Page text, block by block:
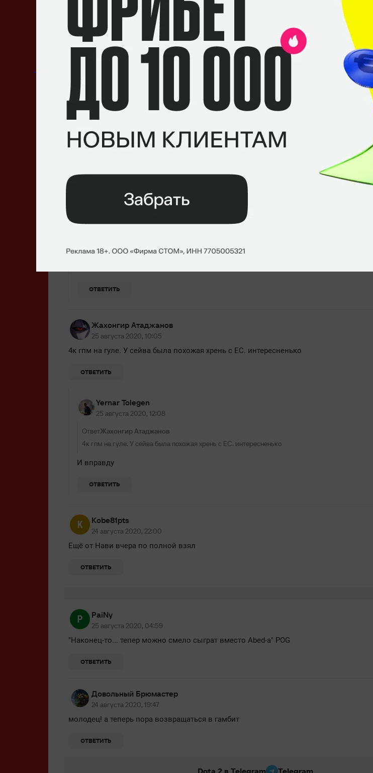
Лучшие Актуальные
Закрепленный комментарий
Лучшая мини-игра для Дотеров
ПРОВЕРИТЬ
Purple Haze
24 августа 2020, 20:17
ОТВЕТИТЬ
Hate Hate
Чел у тебя каждая игра фришная, я в ахуе
ОТВЕТИТЬ
Жахонгир Атаджанов
25 августа 2020, 10:05
4к гпм на гуле. У сейва была похожая хрень с ЕС. интересненько
ОТВЕТИТЬ
Yernar Tolegen
25 августа 2020, 12:08
ОтветЖахонгир Атаджанов
4к гпм на гуле. У сейва была похожая хрень с ЕС. интересненько
И вправду
ОТВЕТИТЬ
Kobe81pts
24 августа 2020, 22:00
Ещё от Нави вчера по полной взял
ОТВЕТИТЬ
PaiNy
25 августа 2020, 04:59
"Наконец-то... тепер можно смело сыграт вместо Abed-a" POG
ОТВЕТИТЬ
Довольный Брюмастер
24 августа 2020, 19:47
молодец! а теперь пора возвращаться в гамбит
ОТВЕТИТЬ